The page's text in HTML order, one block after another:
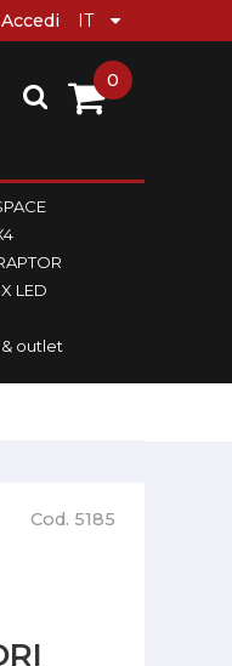
Accedi
LED
outlet
0
Cod. 5185